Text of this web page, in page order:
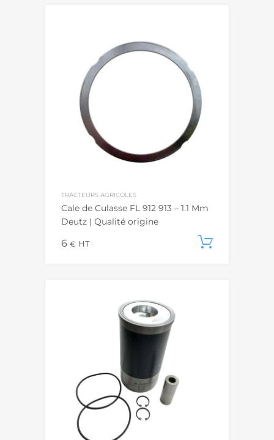
TRACTEURS AGRICOLES
Cale de Culasse FL 912 913 – 1.1 Mm
Deutz | Qualité origine
6 € HT